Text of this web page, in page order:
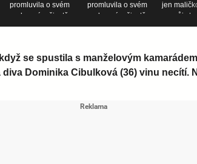
se spustila s manželovým
Dominika Cibulková (36) vinu necítí.